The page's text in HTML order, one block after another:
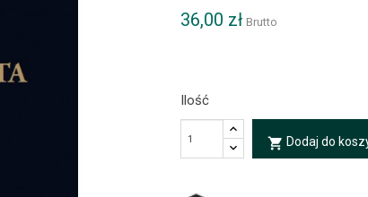
36,00 zł Brutto
Ilość
local_grocery_store Dodaj do